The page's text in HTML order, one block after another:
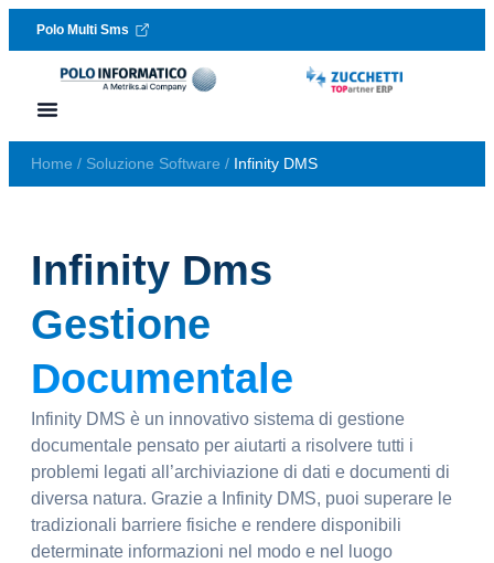
Vai al contenuto
Polo Multi Sms
Home / Soluzione Software / Infinity DMS
Infinity Dms
Gestione
Documentale
Infinity DMS è un innovativo sistema di gestione
documentale pensato per aiutarti a risolvere tutti i
problemi legati all’archiviazione di dati e documenti di
diversa natura. Grazie a Infinity DMS, puoi superare le
tradizionali barriere fisiche e rendere disponibili
determinate informazioni nel modo e nel luogo